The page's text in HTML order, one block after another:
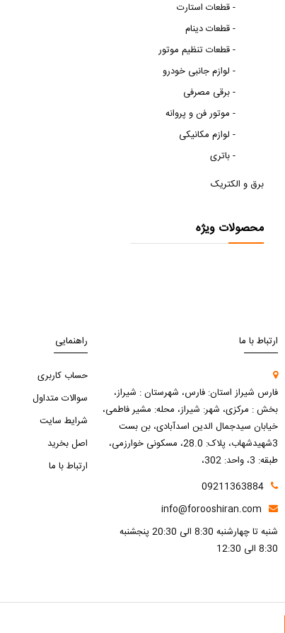
قطعات استارت -
قطعات دینام -
قطعات تنظیم موتور -
لوازم جانبی خودرو -
برقی مصرفی -
موتور فن و پروانه -
لوازم مکانیکی -
باتری -
برق و الکتریک
محصولات ویژه
ارتباط با ما
فارس شیراز استان: فارس، شهرستان : شیراز،
بخش : مرکزی، شهر: شیراز، محله: مشیر فاطمی،
خیابان سیدجمال الدین اسدآبادی، بن بست
3شهیدشهاب، پلاک: 28.0، مسکونی خوارزمی،
طبقه: 3، واحد: 302،
09211363884
info@forooshiran.com
شنبه تا چهارشنبه 8:30 الی 20:30 پنجشنبه
8:30 الی 12:30
راهنمایی
حساب کاربری
سوالات متداول
شرایط سایت
اصل بخرید
ارتباط با ما